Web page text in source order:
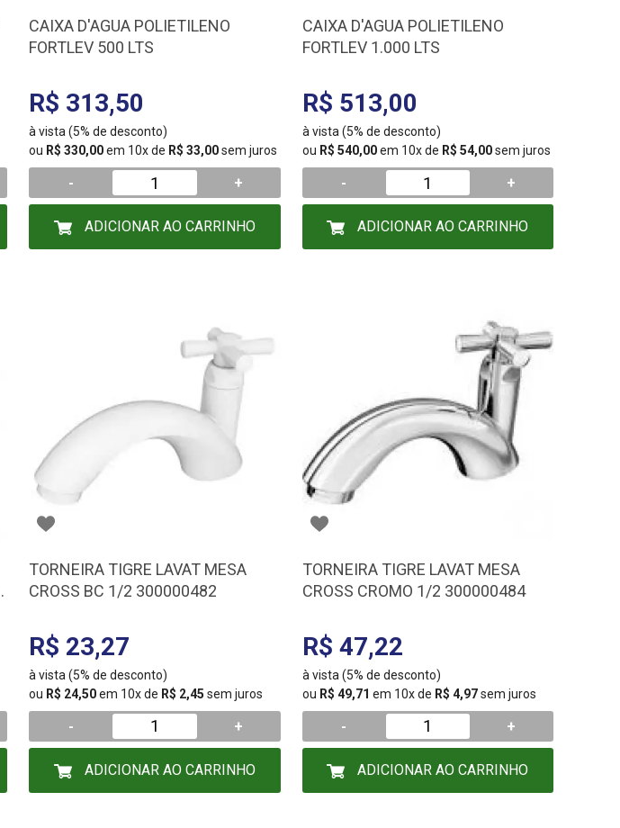
CAIXA D'AGUA POLIETILENO
FORTLEV 500 LTS
R$ 313,50
à vista (5% de desconto)
ou R$ 330,00em 10x de R$ 33,00sem juros
- +
ADICIONAR AO CARRINHO
CAIXA D'AGUA POLIETILENO
FORTLEV 1.000 LTS
R$ 513,00
à vista (5% de desconto)
ou R$ 540,00em 10x de R$ 54,00sem juros
- +
ADICIONAR AO CARRINHO
TORNEIRA TIGRE LAVAT MESA
CROSS BC 1/2 300000482
R$ 23,27
à vista (5% de desconto)
ou R$ 24,50em 10x de R$ 2,45 sem juros
- +
ADICIONAR AO CARRINHO
TORNEIRA TIGRE LAVAT MESA
CROSS CROMO 1/2 300000484
R$ 47,22
à vista (5% de desconto)
ou R$ 49,71 em 10x de R$ 4,97sem juros
- +
ADICIONAR AO CARRINHO